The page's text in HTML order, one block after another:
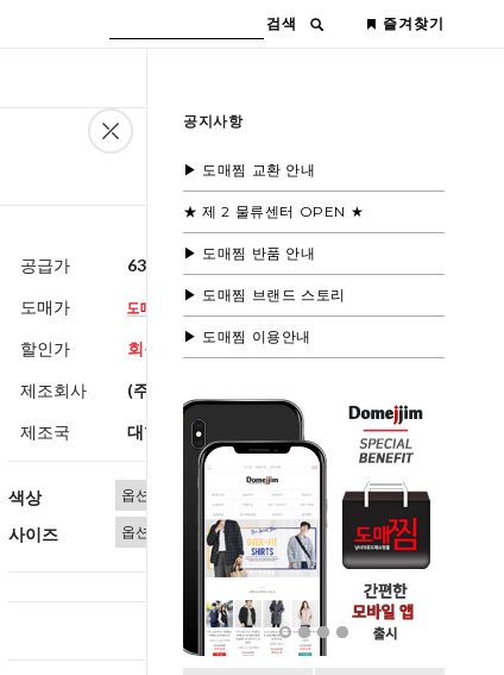
검색 즐겨찾기
공지사항
▶ 도매찜 교환 안내
★ 제 2 물류센터 OPEN ★
▶ 도매찜 반품 안내
▶ 도매찜 브랜드 스토리
▶ 도매찜 이용안내
공급가 63,600원(부가세별도)
도매가
할인가 회원공개
제조회사 (주)블루모드
제조국 대한민국
색상
사이즈